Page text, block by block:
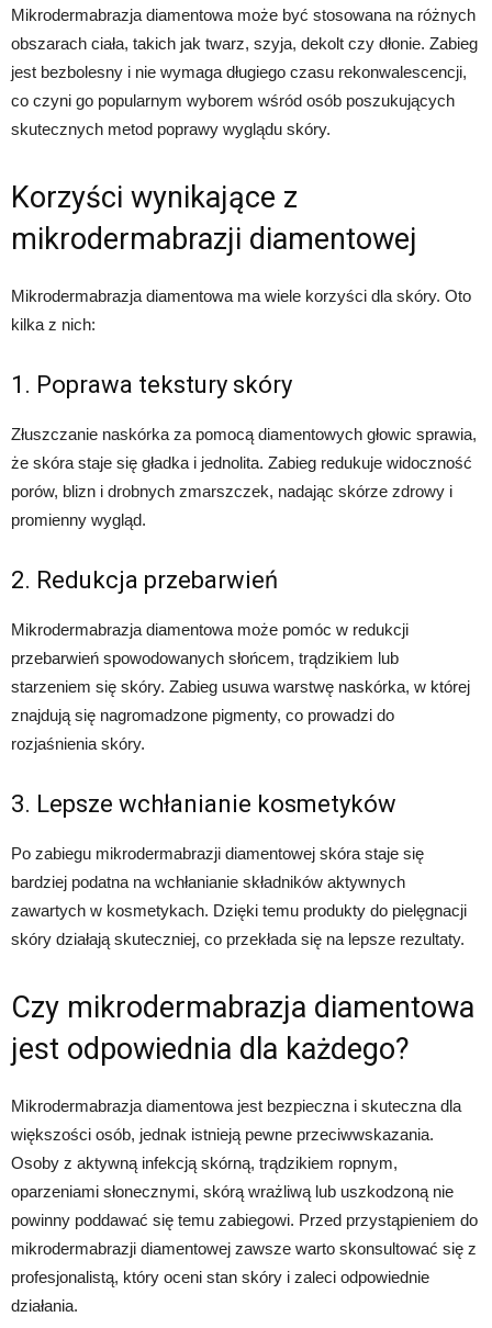
Mikrodermabrazja diamentowa może być stosowana na różnych
obszarach ciała, takich jak twarz, szyja, dekolt czy dłonie. Zabieg
jest bezbolesny i nie wymaga długiego czasu rekonwalescencji,
co czyni go popularnym wyborem wśród osób poszukujących
skutecznych metod poprawy wyglądu skóry.
Korzyści wynikające z
mikrodermabrazji diamentowej
Mikrodermabrazja diamentowa ma wiele korzyści dla skóry. Oto
kilka z nich:
1. Poprawa tekstury skóry
Złuszczanie naskórka za pomocą diamentowych głowic sprawia,
że skóra staje się gładka i jednolita. Zabieg redukuje widoczność
porów, blizn i drobnych zmarszczek, nadając skórze zdrowy i
promienny wygląd.
2. Redukcja przebarwień
Mikrodermabrazja diamentowa może pomóc w redukcji
przebarwień spowodowanych słońcem, trądzikiem lub
starzeniem się skóry. Zabieg usuwa warstwę naskórka, w której
znajdują się nagromadzone pigmenty, co prowadzi do
rozjaśnienia skóry.
3. Lepsze wchłanianie kosmetyków
Po zabiegu mikrodermabrazji diamentowej skóra staje się
bardziej podatna na wchłanianie składników aktywnych
zawartych w kosmetykach. Dzięki temu produkty do pielęgnacji
skóry działają skuteczniej, co przekłada się na lepsze rezultaty.
Czy mikrodermabrazja diamentowa
jest odpowiednia dla każdego?
Mikrodermabrazja diamentowa jest bezpieczna i skuteczna dla
większości osób, jednak istnieją pewne przeciwwskazania.
Osoby z aktywną infekcją skórną, trądzikiem ropnym,
oparzeniami słonecznymi, skórą wrażliwą lub uszkodzoną nie
powinny poddawać się temu zabiegowi. Przed przystąpieniem do
mikrodermabrazji diamentowej zawsze warto skonsultować się z
profesjonalistą, który oceni stan skóry i zaleci odpowiednie
działania.